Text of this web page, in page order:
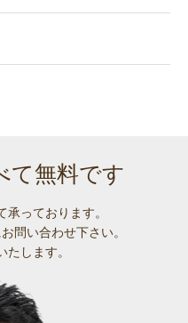
て無料です
承っております。
問い合わせ下さい。
たします。